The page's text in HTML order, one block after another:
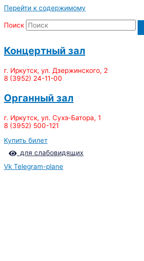
Перейти к содержимому
Поиск
Концертный зал
г. Иркутск, ул. Дзержинского, 2
8 (3952) 24-11-00
Органный зал
г. Иркутск, ул. Сухэ-Батора, 1
8 (3952) 500-121
Купить билет
для слабовидящих
Vk Telegram-plane